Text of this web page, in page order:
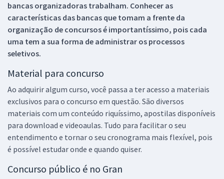
bancas organizadoras trabalham. Conhecer as
características das bancas que tomam a frente da
organização de concursos é importantíssimo, pois cada
uma tem a sua forma de administrar os processos
seletivos.
Material para concurso
Ao adquirir algum curso, você passa a ter acesso a materiais
exclusivos para o concurso em questão. São diversos
materiais com um conteúdo riquíssimo, apostilas disponíveis
para download e videoaulas. Tudo para facilitar o seu
entendimento e tornar o seu cronograma mais flexível, pois
é possível estudar onde e quando quiser.
Concurso público é no Gran